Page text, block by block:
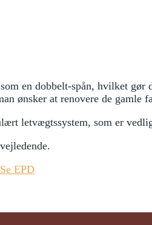
en dobbelt-spån, hvilket gør
ønsker at renovere de gamle
letvægtssystem, som er
Se EPD